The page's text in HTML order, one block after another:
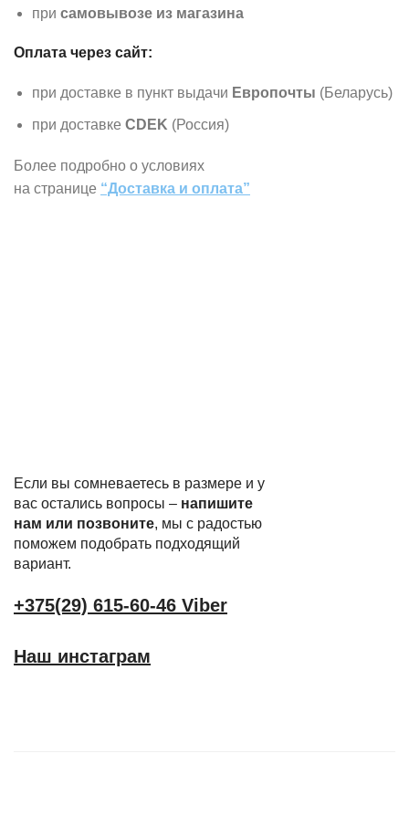
при самовывозе из магазина
Оплата через сайт:
при доставке в пункт выдачи Европочты (Беларусь)
при доставке CDEK (Россия)
Более подробно о условиях
на странице “Доставка и оплата”
Если вы сомневаетесь в размере и у
вас остались вопросы – напишите
нам или позвоните, мы с радостью
поможем подобрать подходящий
вариант.
+375(29) 615-60-46 Viber
Наш инстаграм